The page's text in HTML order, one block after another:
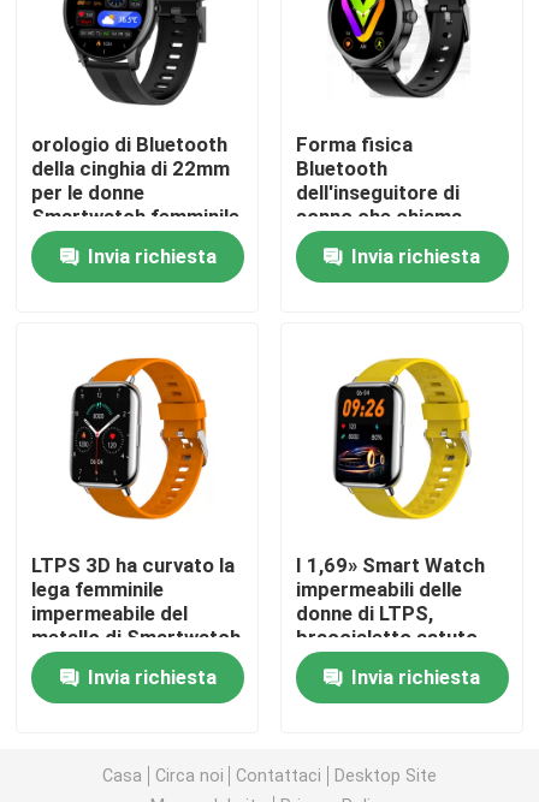
Prodotti
Su di noi
Controllo della qualità
Contattaci
Notizie
BT che chiama Smartwatch
Orologio intelligente AMOLED
orologio di Bluetooth
della cinghia di 22mm
per le donne
Smartwatch femminile
impermeabile
Invia richiesta
Forma fisica
Bluetooth
dell'inseguitore di
sonno che chiama
orologio per le donne
128M RomInvia richiesta
LTPS 3D ha curvato la
lega femminile
impermeabile del
metallo di Smartwatch
pratica
Invia richiesta
I 1,69» Smart Watch
impermeabili delle
donne di LTPS,
braccialetto astuto
delle signore
multifunzionali
Invia richiesta
Casa Circa noi Contattaci
Desktop Site